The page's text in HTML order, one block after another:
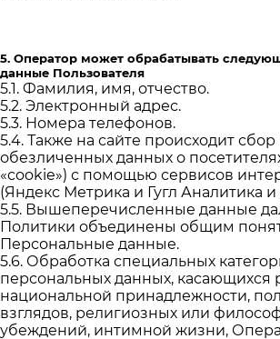
5. Оператор может обрабатывать
данные Пользователя
5.1. Фамилия, имя, отчество.
5.2. Электронный адрес.
5.3. Номера телефонов.
5.4. Также на сайте происходит
обезличенных данных о
«cookie») с помощью сервисов
(Яндекс Метрика и Гугл Аналитика и
5.5. Вышеперечисленные данные
Политики объединены общим
Персональные данные.
5.6. Обработка специальных
персональных данных, касающихся
национальной принадлежности,
взглядов, религиозных или
убеждений, интимной жизни,